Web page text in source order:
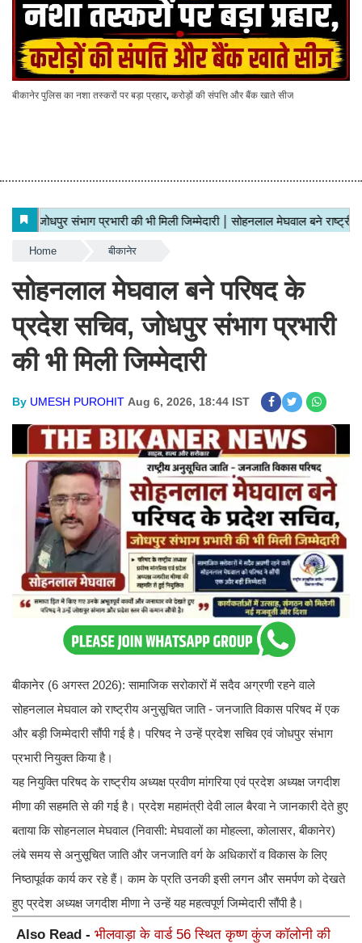
बीकानेर पुलिस का नशा तस्करों पर बड़ा प्रहार, करोड़ों की संपत्ति और बैंक खाते सीज
Home बीकानेर
सोहनलाल मेघवाल बने परिषद के
प्रदेश सचिव, जोधपुर संभाग प्रभारी
की भी मिली जिम्मेदारी
By UMESH PUROHIT Aug 6, 2026, 18:44 IST
बीकानेर (6 अगस्त 2026): सामाजिक सरोकारों में सदैव अग्रणी रहने वाले
सोहनलाल मेघवाल को राष्ट्रीय अनुसूचित जाति - जनजाति विकास परिषद में एक
और बड़ी जिम्मेदारी सौंपी गई है। परिषद ने उन्हें प्रदेश सचिव एवं जोधपुर संभाग
प्रभारी नियुक्त किया है।
यह नियुक्ति परिषद के राष्ट्रीय अध्यक्ष प्रवीण मांगरिया एवं प्रदेश अध्यक्ष जगदीश
मीणा की सहमति से की गई है। प्रदेश महामंत्री देवी लाल बैरवा ने जानकारी देते हुए
बताया कि सोहनलाल मेघवाल (निवासी: मेघवालों का मोहल्ला, कोलासर, बीकानेर)
लंबे समय से अनुसूचित जाति और जनजाति वर्ग के अधिकारों व विकास के लिए
निष्ठापूर्वक कार्य कर रहे हैं। काम के प्रति उनकी इसी लगन और समर्पण को देखते
हुए प्रदेश अध्यक्ष जगदीश मीणा ने उन्हें यह महत्वपूर्ण जिम्मेदारी सौंपी है।
Also Read - भीलवाड़ा के वार्ड 56 स्थित कृष्ण कुंज कॉलोनी की